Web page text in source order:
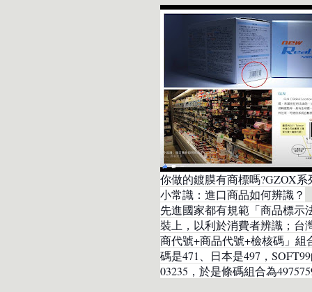
你做的鍍膜有商標嗎?GZOX系
小常識：進口商品如何辨識？
先進國家都有規範「商品標
裝上，以利於消費者辨識；台
商代號+商品代號+檢核碼」組
碼是471、日本是497，
03235，於是條碼組合為